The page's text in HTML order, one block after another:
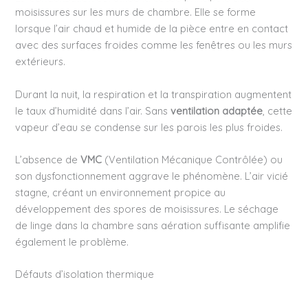
moisissures sur les murs de chambre. Elle se forme
lorsque l’air chaud et humide de la pièce entre en contact
avec des surfaces froides comme les fenêtres ou les murs
extérieurs.
Durant la nuit, la respiration et la transpiration augmentent
le taux d’humidité dans l’air. Sansventilation adaptée , cette
vapeur d’eau se condense sur les parois les plus froides.
L’absence deVMC (Ventilation Mécanique Contrôlée) ou
son dysfonctionnement aggrave le phénomène. L’air vicié
stagne, créant un environnement propice au
développement des spores de moisissures. Le séchage
de linge dans la chambre sans aération suffisante amplifie
également le problème.
Défauts d’isolation thermique